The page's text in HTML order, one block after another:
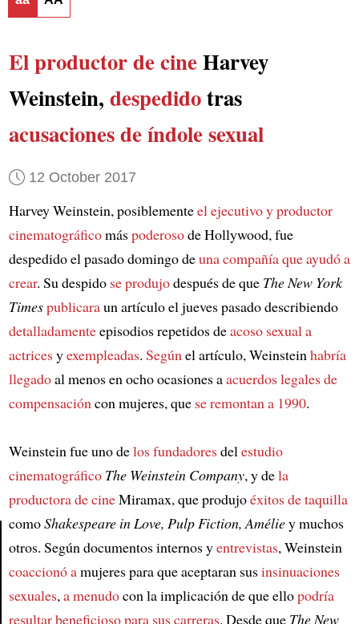
Article
El productor de cineHarvey
Weinstein, despedidotras
acusaciones de índole sexual
12 October 2017
Harvey Weinstein, posiblementeel ejecutivo y productor
cinematográficomáspoderosode Hollywood, fue
despedido el pasado domingo deuna compañía que ayudó a
crear. Su despido se produjodespués de que The New York
Timespublicaraun artículo el jueves pasado describiendo
detalladamenteepisodios repetidos deacoso sexual a
actricesyexempleadas. Segúnel artículo, Weinsteinhabría
llegadoal menos en ocho ocasiones aacuerdos legales de
compensacióncon mujeres, que se remontan a 1990.
Weinstein fue uno delos fundadoresdelestudio
cinematográfico The Weinstein Company, y dela
productora de cineMiramax, que produjoéxitos de taquilla
comoShakespeare in Love, Pulp Fiction, Améliey muchos
otros. Según documentos internos yentrevistas, Weinstein
coaccionó amujeres para que aceptaran susinsinuaciones
sexuales,a menudocon la implicación de que ellopodría
resultar beneficioso para sus carreras. Desde que The New